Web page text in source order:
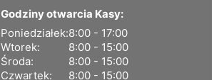
Godziny otwarcia Kasy:
Poniedziałek:8:00 - 17:00
Wtorek:
8:00 - 15:00
Środa:
8:00 - 15:00
Czwartek:
8:00 - 15:00